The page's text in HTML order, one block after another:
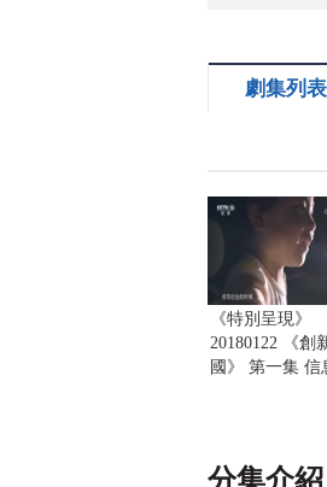
劇集列表
《特別呈現》
20180122 《創
國》 第一集 信
分集介紹